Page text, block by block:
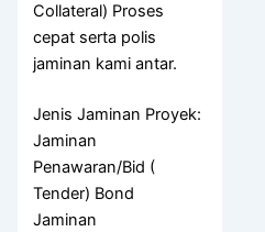
Collateral) Proses
cepat serta polis
jaminan kami antar.
Jenis Jaminan Proyek:
Jaminan
Penawaran/Bid (
Tender) Bond
Jaminan